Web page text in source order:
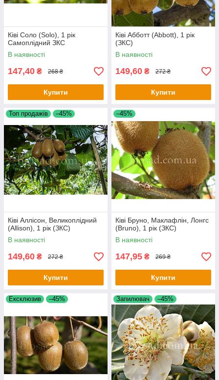
Ківі Соло (Solo), 1 рік
Самоплідний ЗКС
В наявності
147,40 ₴ 268 ₴
Купити
Ківі Абботт (Abbott), 1 рік
(ЗКС)
В наявності
149,60 ₴ 272 ₴
Купити
Топ продажів –45%
Ківі Аллісон, Великоплідний
(Allison), 1 рік (ЗКС)
В наявності
149,60 ₴ 272 ₴
Купити
–45%
Ківі Бруно, Маклафлін, Лонгс
(Bruno), 1 рік (ЗКС)
В наявності
147,95 ₴ 269 ₴
Купити
Ексклюзив –45% Запилювач –45%